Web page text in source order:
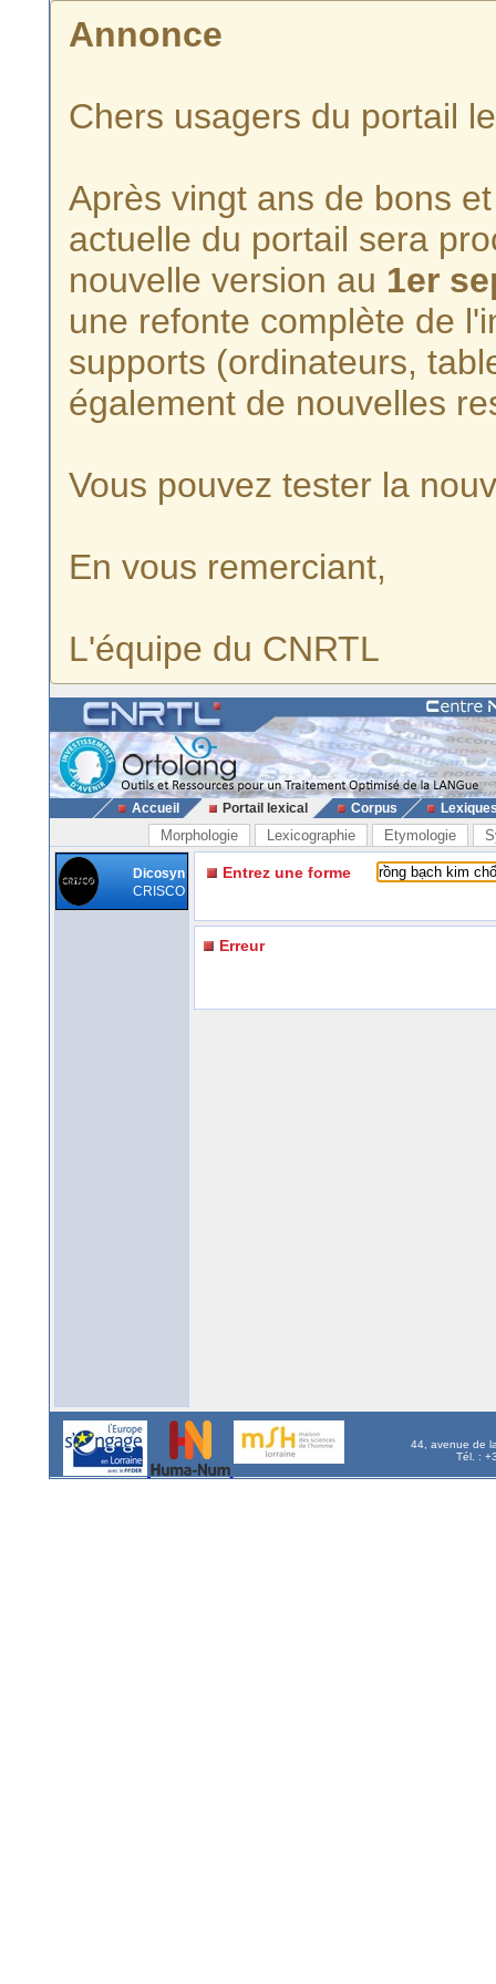
Annonce
Chers usagers du portail
Après vingt ans de bons
actuelle du portail sera
nouvelle version au 1er
une refonte complète de
supports (ordinateurs,
également de nouvelles
Vous pouvez tester la
En vous remerciant,
L'équipe du CNRTL
Accueil Portail lexical Corpus
Morphologie Lexicographie Etymologie
Dicosyn
CRISCO
Entrez une forme
Erreur
44, avenue de
Tél. :